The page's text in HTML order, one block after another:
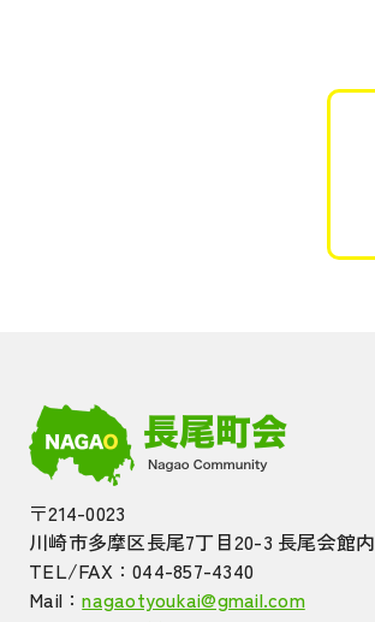
〒214-0023
川崎市多摩区長尾7丁目20-3 長尾会館内
TEL/FAX：044-857-4340
Mail：nagaotyoukai@gmail.com